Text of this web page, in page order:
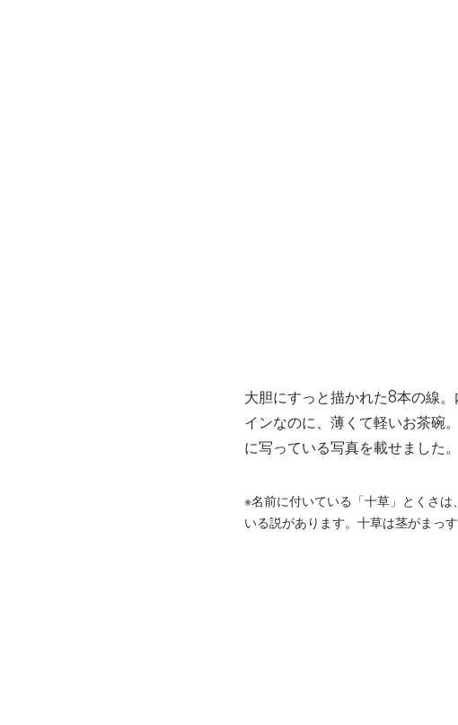
大胆にすっと描かれた8本の線
インなのに、薄くて軽いお茶碗
に写っている写真を載せました。
※名前に付いている「十草」とくさ
いる説があります。十草は茎がまっ